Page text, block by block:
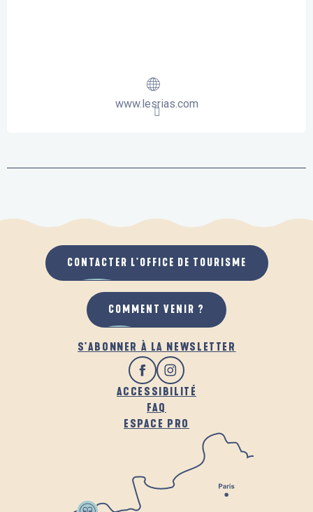
www.lesrias.com
S'ABONNER À LA NEWSLETTER
ACCESSIBILITÉ
FAQ
ESPACE PRO
CONTACTER L'OFFICE DE TOURISME
COMMENT VENIR ?